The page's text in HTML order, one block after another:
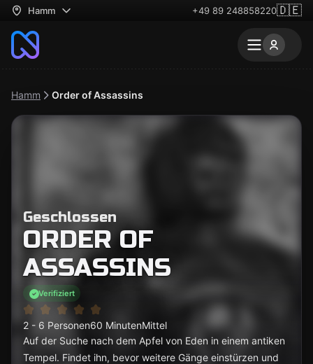
Hamm +49 89 248858220🇩🇪
Hamm Order of Assassins
Geschlossen
ORDER OF
ASSASSINS
Verifiziert
2 - 6 Personen60 MinutenMittel
Auf der Suche nach dem Apfel von Eden in einem antiken
Tempel. Findet ihn, bevor weitere Gänge einstürzen und